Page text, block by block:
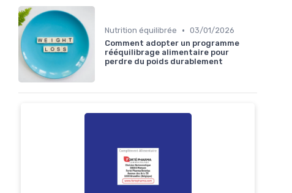
Nutrition équilibrée • 03/01/2026
Comment adopter un programme
rééquilibrage alimentaire pour
perdre du poids durablement